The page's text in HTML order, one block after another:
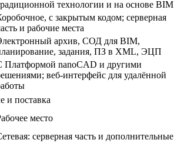
технологии и на основе BIM
с закрытым кодом; серверная
и рабочие места
архив, СОД для BIM,
задания, ПЗ в XML, ЭЦП
Платформой nanoCAD и другими
веб-интерфейс для удалённой
и поставка
место
серверная часть и дополнительные